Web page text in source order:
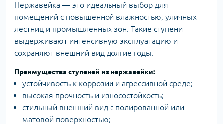
Нержавейка — это идеальный выбор для
помещений с повышенной влажностью, уличных
лестниц и промышленных зон. Такие ступени
выдерживают интенсивную эксплуатацию и
сохраняют внешний вид долгие годы.
Преимущества ступеней из нержавейки:
устойчивость к коррозии и агрессивной среде;
высокая прочность и износостойкость;
стильный внешний вид с полированной или
матовой поверхностью;